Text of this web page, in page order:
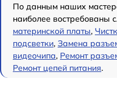
По данным наших
наиболее востребованы
материнской платы,
подсветки, Замена
видеочипа, Ремонт
Ремонт цепей питания.